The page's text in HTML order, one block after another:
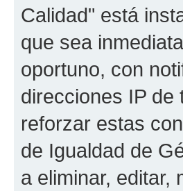
Calidad" está
que sea
oportuno, con
direcciones IP
reforzar estas
de Igualdad de
a eliminar, editar,